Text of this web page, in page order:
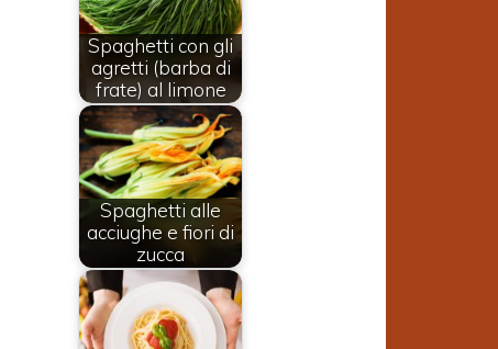
Spaghetti con gli
agretti (barba di
frate) al limone
Spaghetti alle
acciughe e fiori di
zucca